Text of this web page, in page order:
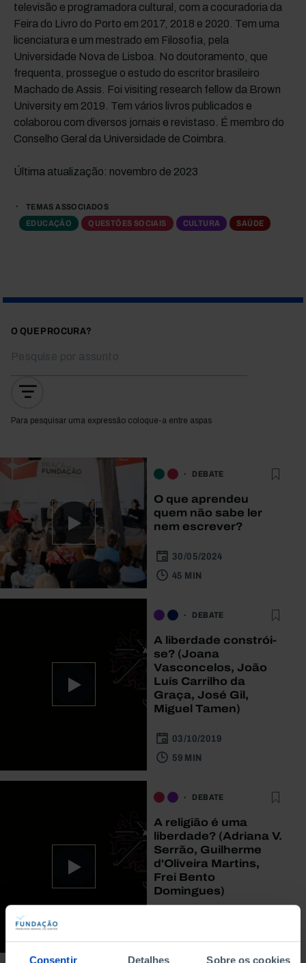
Consentir Detalhes Sobre os cookies
televisão e programadora cultural, com a cocuradoria da
Feira do Livro do Porto em 2017, 2018 e 2020. Tem uma
licenciatura e um mestrado em Filosofia, pela
Universidade Nova de Lisboa. No doutoramento, que
frequenta, prossegue o estudo do escritor brasileiro
Machado de Assis. Foi visiting research fellow da Brown
University em 2019. Tem vários livros publicados e
colaborou com diversos jornais e revistaso. É membro do
Conselho Geral da Universidade de Coimbra.
Última atualização: novembro de 2023
TEMAS ASSOCIADOS
EDUCAÇÃO
QUESTÕES SOCIAIS CULTURA SAÚDE
O QUE PROCURA?
Para pesquisar uma expressão coloque-a entre aspas
DEBATE
O que aprendeu
quem não sabe ler
nem escrever?
30/05/2024
45 MIN
DEBATE
A liberdade constrói-
se? (Joana
Vasconcelos, João
Luís Carrilho da
Graça, José Gil,
Miguel Tamen)
03/10/2019
59 MIN
DEBATE
A religião é uma
liberdade? (Adriana V.
Serrão, Guilherme
d'Oliveira Martins,
Frei Bento
Domingues)
61 MIN